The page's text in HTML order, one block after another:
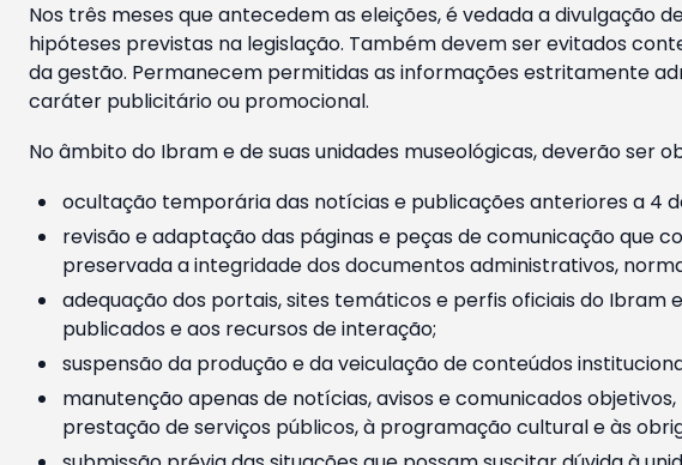
Nos três meses que antecedem as eleições, é vedada a divulgação
hipóteses previstas na legislação. Também devem ser evitados
da gestão. Permanecem permitidas as informações estritamente
caráter publicitário ou promocional.
No âmbito do Ibram e de suas unidades museológicas, deverão ser
ocultação temporária das notícias e publicações anteriores a 4
revisão e adaptação das páginas e peças de comunicação que
preservada a integridade dos documentos administrativos,
adequação dos portais, sites temáticos e perfis oficiais do Ibram
publicados e aos recursos de interação;
suspensão da produção e da veiculação de conteúdos
manutenção apenas de notícias, avisos e comunicados
prestação de serviços públicos, à programação cultural e às